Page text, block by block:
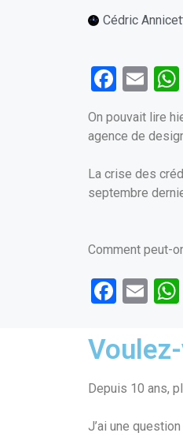
Cédric
F
ce
o
o
E
m
ail
On pouvait lire
agence de
La crise des
septembre
Comment peut-
F
ce
b
o
o
E
ail
Depuis 10 ans,
J’ai une